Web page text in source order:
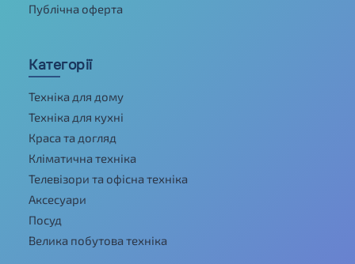
Публічна оферта
Категорії
Техніка для дому
Техніка для кухні
Краса та догляд
Кліматична техніка
Телевізори та офісна техніка
Аксесуари
Посуд
Велика побутова техніка